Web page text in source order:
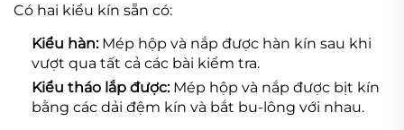
Có hai kiểu kín sẵn có:
Kiểu hàn: Mép hộp và nắp được hàn kín sau khi
vượt qua tất cả các bài kiểm tra.
Kiểu tháo lắp được: Mép hộp và nắp được bịt kín
bằng các dải đệm kín và bắt bu-lông với nhau.